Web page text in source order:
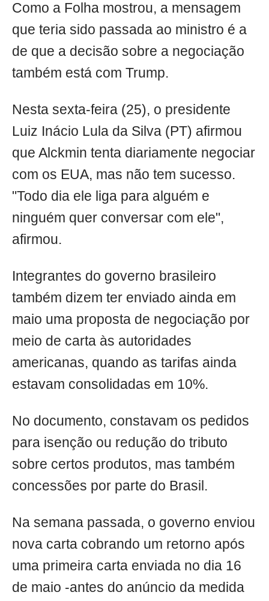
Como a Folha mostrou, a mensagem
que teria sido passada ao ministro é a
de que a decisão sobre a negociação
também está com Trump.
Nesta sexta-feira (25), o presidente
Luiz Inácio Lula da Silva (PT) afirmou
que Alckmin tenta diariamente negociar
com os EUA, mas não tem sucesso.
"Todo dia ele liga para alguém e
ninguém quer conversar com ele",
afirmou.
Integrantes do governo brasileiro
também dizem ter enviado ainda em
maio uma proposta de negociação por
meio de carta às autoridades
americanas, quando as tarifas ainda
estavam consolidadas em 10%.
No documento, constavam os pedidos
para isenção ou redução do tributo
sobre certos produtos, mas também
concessões por parte do Brasil.
Na semana passada, o governo enviou
nova carta cobrando um retorno após
uma primeira carta enviada no dia 16
de maio -antes do anúncio da medida